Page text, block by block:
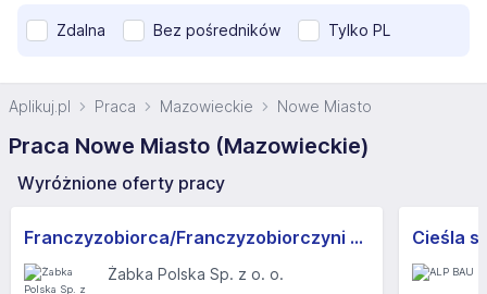
Zdalna Bez pośredników Tylko PL
Aplikuj.pl Praca Mazowieckie Nowe Miasto
Praca Nowe Miasto (Mazowieckie)
Wyróżnione oferty pracy
Franczyzobiorca/Franczyzobiorczyni sklepu Żabka
Żabka Polska Sp. z o. o.
Cieśla